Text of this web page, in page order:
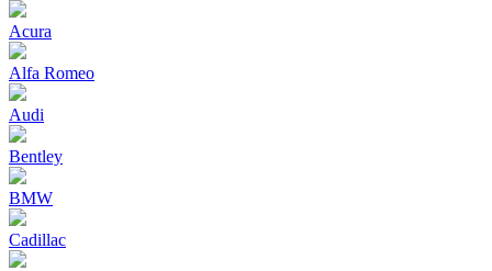
Acura
Alfa Romeo
Audi
Bentley
BMW
Cadillac